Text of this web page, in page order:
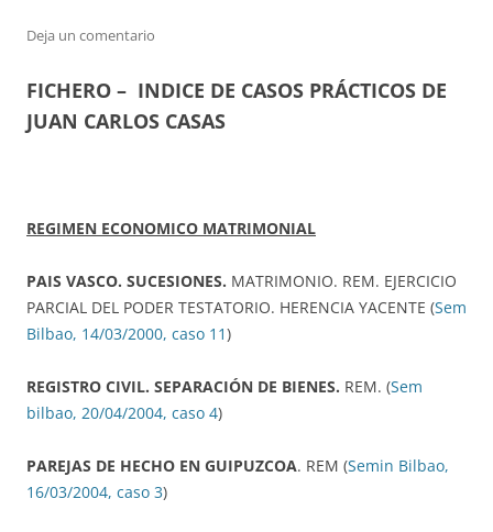
Deja un comentario
FICHERO – INDICE DE CASOS PRÁCTICOS DE
JUAN CARLOS CASAS
REGIMEN ECONOMICO MATRIMONIAL
PAIS VASCO. SUCESIONES. MATRIMONIO. REM. EJERCICIO
PARCIAL DEL PODER TESTATORIO. HERENCIA YACENTE (Sem
Bilbao, 14/03/2000, caso 11)
REGISTRO CIVIL. SEPARACIÓN DE BIENES. REM. (Sem
bilbao, 20/04/2004, caso 4)
PAREJAS DE HECHO EN GUIPUZCOA. REM (Semin Bilbao,
16/03/2004, caso 3)